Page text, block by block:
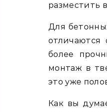
разместить
Для
более
монтаж в
это уже
Как вы